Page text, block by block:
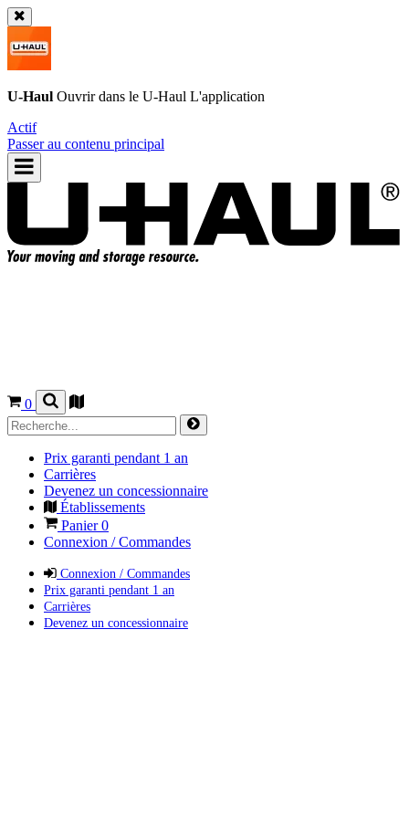
U-Haul Ouvrir dans le U-Haul L'application
Actif
Passer au contenu principal
0
Prix garanti pendant 1 an
Carrières
Devenez un concessionnaire
Établissements
Panier0
Connexion / Commandes
Connexion / Commandes
Prix garanti pendant 1 an
Carrières
Devenez un concessionnaire